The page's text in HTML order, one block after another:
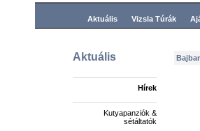
Aktuális Vizsla Túrák
Aktuális
Hírek
Kutyapanziók &
sétáltatók